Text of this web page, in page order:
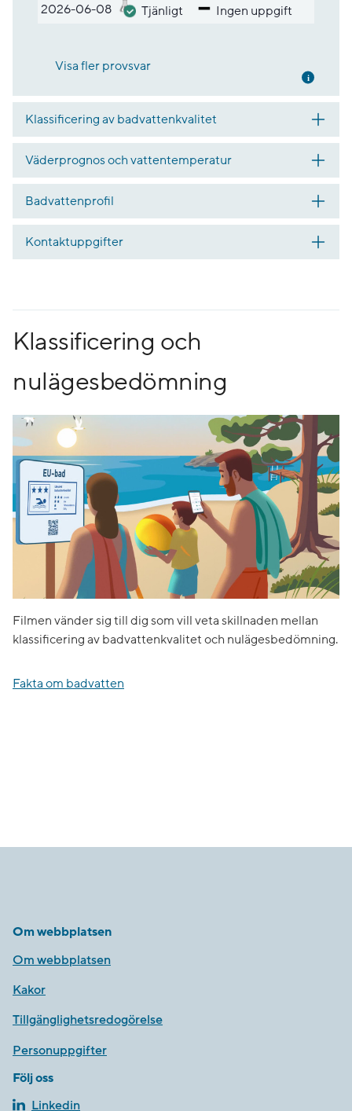
2026-06-08
Tjänligt Ingen uppgift
Visa fler provsvar Mer
Klassificering av badvattenkvalitet
Väderprognos och vattentemperatur
Badvattenprofil
Kontaktuppgifter
Klassificering och
nulägesbedömning
Filmen vänder sig till dig som vill veta skillnaden mellan
klassificering av badvattenkvalitet och nulägesbedömning.
Fakta om badvatten
Om webbplatsen
Om webbplatsen
Kakor
Tillgänglighetsredogörelse
Personuppgifter
Följ oss
Linkedin